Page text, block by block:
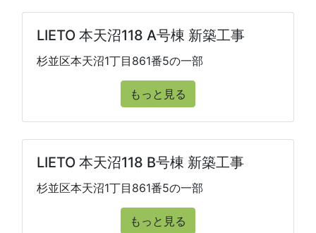
LIETO 本天沼118 A号棟 新築工事
杉並区本天沼1丁目861番5の一部
もっと見る
LIETO 本天沼118 B号棟 新築工事
杉並区本天沼1丁目861番5の一部
もっと見る